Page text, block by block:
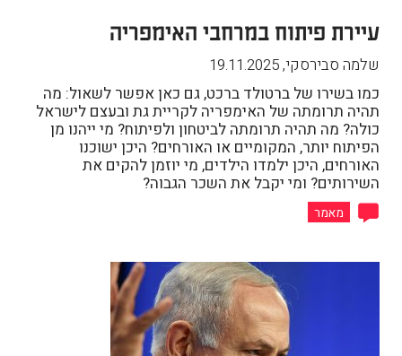
עיירת פיתוח במרחבי האימפריה
שלמה סבירסקי,
19.11.2025
כמו בשירו של ברטולד ברכט, גם כאן אפשר לשאול: מה
תהיה תרומתה של האימפריה לקריית גת ובעצם לישראל
כולה? מה תהיה תרומתה לביטחון ולפיתוח? מי ייהנו מן
הפיתוח יותר, המקומיים או האורחים? היכן ישוכנו
האורחים, היכן ילמדו הילדים, מי יוזמן להקים את
השירותים? ומי יקבל את השכר הגבוה?
מאמר